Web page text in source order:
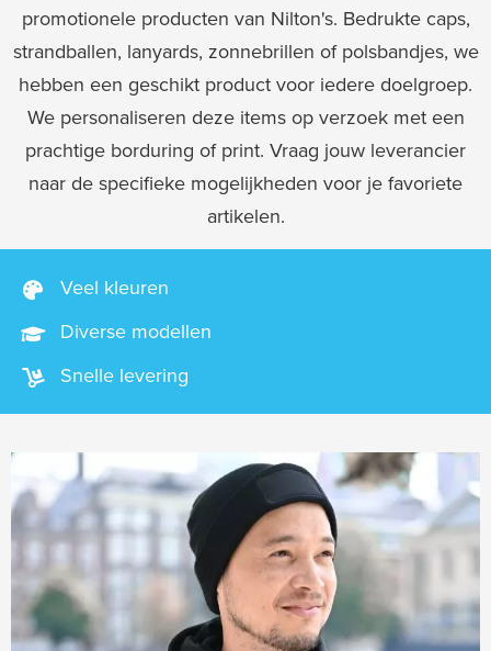
promotionele producten van Nilton's. Bedrukte caps,
strandballen, lanyards, zonnebrillen of polsbandjes, we
hebben een geschikt product voor iedere doelgroep.
We personaliseren deze items op verzoek met een
prachtige borduring of print. Vraag jouw leverancier
naar de specifieke mogelijkheden voor je favoriete
artikelen.
Veel kleuren
Diverse modellen
Snelle levering